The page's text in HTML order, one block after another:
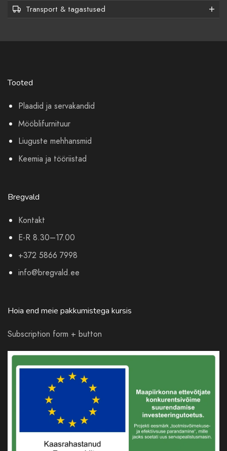
Transport & tagastused
Tooted
Plaadid ja servakandid
Mööblifurnituur
Liuguste mehhansmid
Keemia ja tööriistad
Bregvald
Kontakt
E-R 8.30–17.00
+372 5866 7998
info@bregvald.ee
Hoia end meie pakkumistega kursis
Subscription form + button